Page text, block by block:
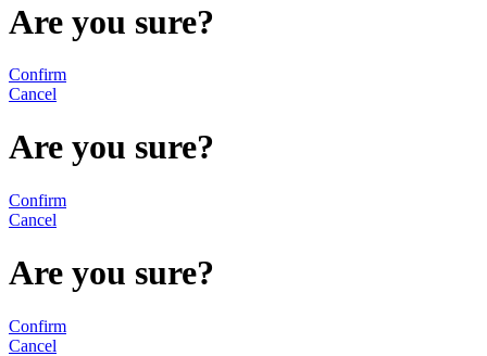
Are you sure?
Confirm
Cancel
Are you sure?
Confirm
Cancel
Are you sure?
Confirm
Cancel